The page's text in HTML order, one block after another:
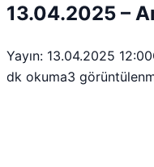
13.04.2025 –
Yayın: 13.04.2025 12:00
dk okuma3